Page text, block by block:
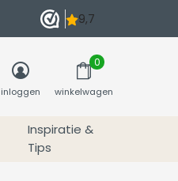
Inspiratie &
Tips
inloggen winkelwagen
0